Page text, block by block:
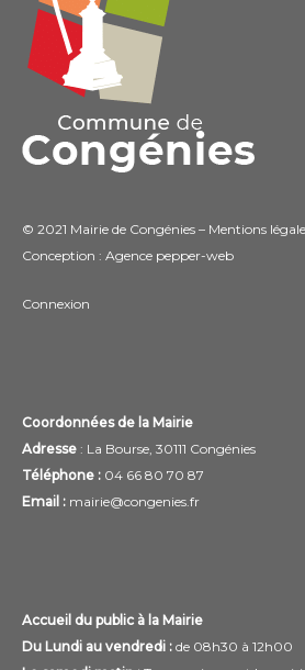
© 2021 Mairie de Congénies – Mentions
Conception : Agence pepper-web
Connexion
Coordonnées de la Mairie
Adresse : La Bourse, 30111 Congénies
Téléphone : 04 66 80 70 87
Email : mairie@congenies.fr
Accueil du public à la Mairie
Du Lundi au vendredi : de 08h30 à 12h00